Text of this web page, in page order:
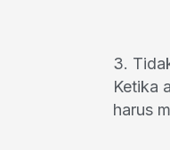
3.
Ketika
harus